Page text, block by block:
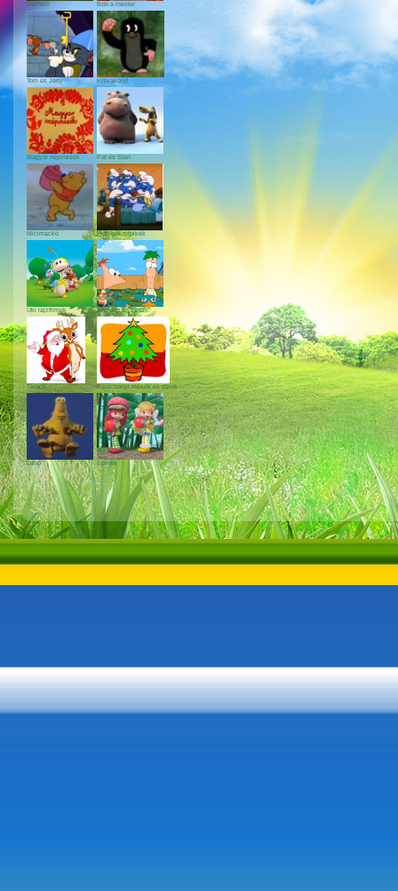
Garfield Bob a mester
Tom és Jerry Kisvakond
Magyar népmesék Pat és Stan
Micimackó Hupikék törpikék
Uki rajzfilmek Phineas és Ferb
Télapó Karácsonyi mesék és dalok
Zénó Eperke